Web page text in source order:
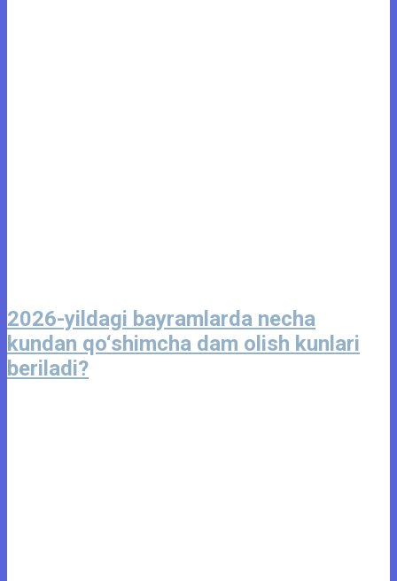
2026-yildagi bayramlarda necha
kundan qo‘shimcha dam olish kunlari
beriladi?